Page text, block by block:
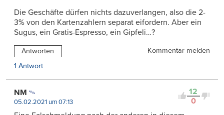
Die Geschäfte dürfen nichts dazuverlangen, also die 2-
3% von den Kartenzahlern separat eifordern. Aber ein
Sugus, ein Gratis-Espresso, ein Gipfeli…?
Antworten
Kommentar melden
1 Antwort
12
0
NM
05.02.2021 um 07:13